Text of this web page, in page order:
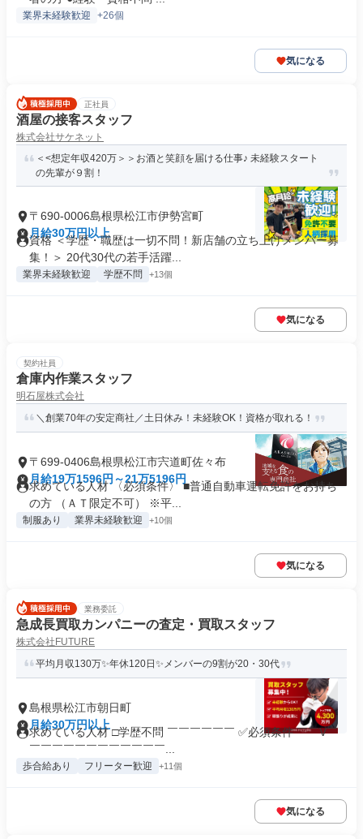
業界未経験歓迎 +26個
気になる
正社員
酒屋の接客スタッフ
株式会社サケネット
＜<想定年収420万＞＞お酒と笑顔を届ける仕事♪ 未経験スタート
の先輩が９割！
〒690-0006島根県松江市伊勢宮町
月給30万円以上
資格 ＜学歴・職歴は一切不問！新店舗の立ち上げメンバー募
集！＞ 20代30代の若手活躍...
業界未経験歓迎 学歴不問 +13個
気になる
契約社員
倉庫内作業スタッフ
明石屋株式会社
＼創業70年の安定商社／土日休み！未経験OK！資格が取れる！
〒699-0406島根県松江市宍道町佐々布
月給19万1596円～21万5196円
求めている人材 〈必須条件〉 ■普通自動車運転免許をお持ち
の方 （ＡＴ限定不可） ※平...
制服あり 業界未経験歓迎 +10個
気になる
業務委託
急成長買取カンパニーの査定・買取スタッフ
株式会社FUTURE
平均月収130万✨年休120日✨メンバーの9割が20・30代
島根県松江市朝日町
月給30万円以上
求めている人材 □学歴不問 ￣￣￣￣￣￣ ✅必須条件 ￣￣V￣
￣￣￣￣￣￣￣￣￣￣￣￣...
歩合給あり フリーター歓迎 +11個
気になる